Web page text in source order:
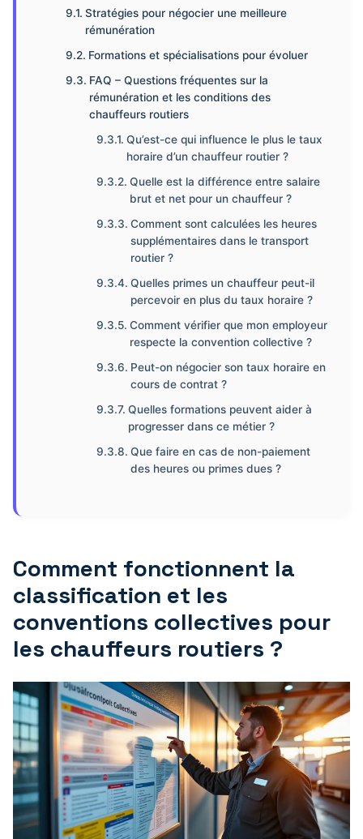
Stratégies pour négocier une meilleure
rémunération
Formations et spécialisations pour évoluer
FAQ – Questions fréquentes sur la
rémunération et les conditions des
chauffeurs routiers
Qu’est-ce qui influence le plus le taux
horaire d’un chauffeur routier ?
Quelle est la différence entre salaire
brut et net pour un chauffeur ?
Comment sont calculées les heures
supplémentaires dans le transport
routier ?
Quelles primes un chauffeur peut-il
percevoir en plus du taux horaire ?
Comment vérifier que mon employeur
respecte la convention collective ?
Peut-on négocier son taux horaire en
cours de contrat ?
Quelles formations peuvent aider à
progresser dans ce métier ?
Que faire en cas de non-paiement
des heures ou primes dues ?
Comment fonctionnent la
classification et les
conventions collectives pour
les chauffeurs routiers ?